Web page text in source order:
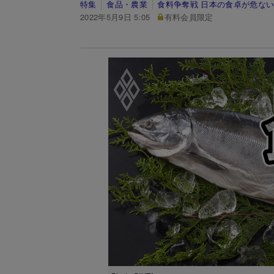
特集 食品・農業
食料争奪戦 日本の食卓が危ない
2022年5月9日 5:05
有料会員限定